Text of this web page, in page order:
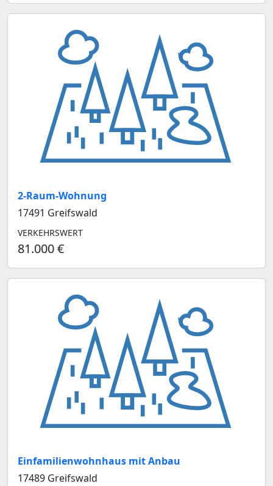
2-Raum-Wohnung
17491 Greifswald
VERKEHRSWERT
81.000 €
Einfamilienwohnhaus mit Anbau
17489 Greifswald